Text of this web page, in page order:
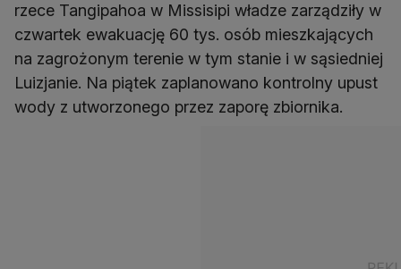
rzece Tangipahoa w Missisipi władze zarządziły w
czwartek ewakuację 60 tys. osób mieszkających
na zagrożonym terenie w tym stanie i w sąsiedniej
Luizjanie. Na piątek zaplanowano kontrolny upust
wody z utworzonego przez zaporę zbiornika.